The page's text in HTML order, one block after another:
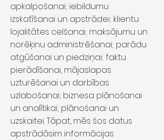
apkalpošanai; iebildumu
izskatīšanai un apstrādei; klientu
lojalitātes celšanai; maksājumu un
norēķinu administrēšanai; parādu
atgūšanai un piedziņai; faktu
pierādīšanai, mājaslapas
uzturēšanai un darbības
uzlabošanai; biznesa plānošanai
un analītikai; plānošanai un
uzskaitei. Tāpat, mēs šos datus
apstrādāsim informācijas